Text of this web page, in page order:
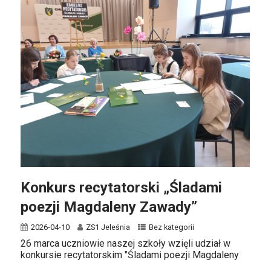
Konkurs recytatorski „Śladami
poezji Magdaleny Zawady”
2026-04-10 ZS1 Jeleśnia Bez kategorii
26 marca uczniowie naszej szkoły wzięli udział w
konkursie recytatorskim "Śladami poezji Magdaleny